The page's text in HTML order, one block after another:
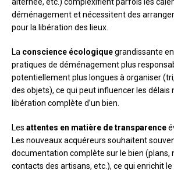
déménagement et nécessitent des
pour la libération des lieux.
La conscience écologiquegrandissante
pratiques de déménagement plus
potentiellement plus longues à organiser
des objets), ce qui peut influencer les délais
libération complète d’un bien.
Les attentes en matière de transparence
Les nouveaux acquéreurs souhaitent
documentation complète sur le bien (plans,
contacts des artisans, etc.), ce qui enrichit